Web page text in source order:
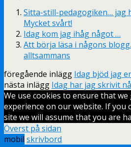
Sitta-still-pedagogiken… jag
Mycket svårt!
Idag kom jag ihåg något …
Att börja läsa i någons
alltsammans
föregående inlägg Idag bjöd jag
nästa inlägg Idag har jag skrivit
We use cookies to ensure that
experience on our website. If you
site we will assume that you are
Överst på sidan
mobil skrivbord